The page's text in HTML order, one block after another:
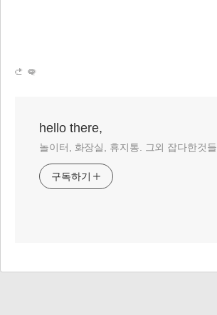
hello there,
놀이터, 화장실, 휴지통. 그외 잡다한것들.
구독하기